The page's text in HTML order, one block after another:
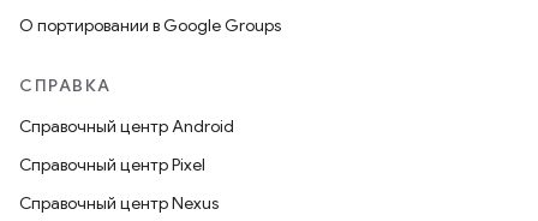
О портировании в Google Groups
СПРАВКА
Справочный центр Android
Справочный центр Pixel
Справочный центр Nexus